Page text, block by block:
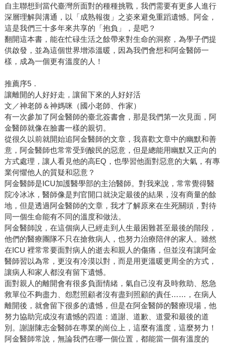
自主聯想到當代臺灣所面對的種種挑戰，我們需要有更多人進行
深層理解與溝通，以「成熟報復」之姿來避免重蹈遺憾。阿金，
這是我們三十多年來共享的「抱負」，是吧？
翻開這本書，能在忙碌生活之餘帶來對生命的洞察，為學子們提
供啟發，並為這個世界增添溫暖，因為我們會想和阿金醫師一
樣，成為一個更有溫度的人！
推薦序5．
讓離開的人好好走，讓留下來的人好好活
文／神老師＆神媽咪（國小老師、作家）
有一次參加了阿金醫師的臺北簽書會，那是我們第一次見面，阿
金醫師就像在臉書一樣的親切。
從很久以前就開始追阿金醫師的文章，我喜歡文章中的幽默和善
意，阿金醫師也常常受到酸民的惡意，但是總能用幽默又正向的
方式處理，讓人看見他的高EQ，也學習他面對惡意的大氣，有專
業何懼他人的質疑和惡意？
阿金醫師是ICU加護醫學部的主治醫師。對我來說，常常覺得醫
院冷冰冰，醫師像是判官開口就決定最後的結果，沒有商量的餘
地，但是透過阿金醫師的文章，我才了解原來在生死關頭，對待
同一個生命能有不同的溫度和做法。
阿金醫師說，在這個病人已經走到人生最困難甚至最後的階段，
他們的醫療團隊不只在搶救病人，也努力治療陪伴的家人。雖然
在ICU 裡常常要面對病人的逝去和親人的傷痛，但並沒有讓阿金
醫師習以為常，更沒有冷漠以對，而是用更溫暖更周全的方式，
讓病人和家人都沒有留下遺憾。
面對親人的離開會有很多負面情緒，氣自己沒有及時救助、怒急
救單位不夠盡力、怨懟照顧者沒有盡到照顧的責任……，在病人
離開後，就會留下很多的遺憾，但是在阿金醫師的醫療現場，他
努力協助完成沒有遺憾的四道：道謝、道歉、道愛和最後的道
別。謝謝陳志金醫師在專業的崗位上，這麼有溫度，這麼努力！
阿金醫師常說，無論我們在哪一個位置，都能當一個有溫度的